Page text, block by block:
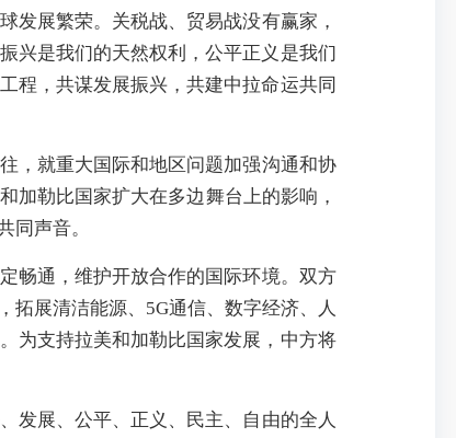
发展繁荣。关税战、贸易战没有赢家，
兴是我们的天然权利，公平正义是我们
程，共谋发展振兴，共建中拉命运共同
，就重大国际和地区问题加强沟通和协
加勒比国家扩大在多边舞台上的影响，
同声音。
畅通，维护开放合作的国际环境。双方
拓展清洁能源、5G通信、数字经济、人
为支持拉美和加勒比国家发展，中方将
发展、公平、正义、民主、自由的全人